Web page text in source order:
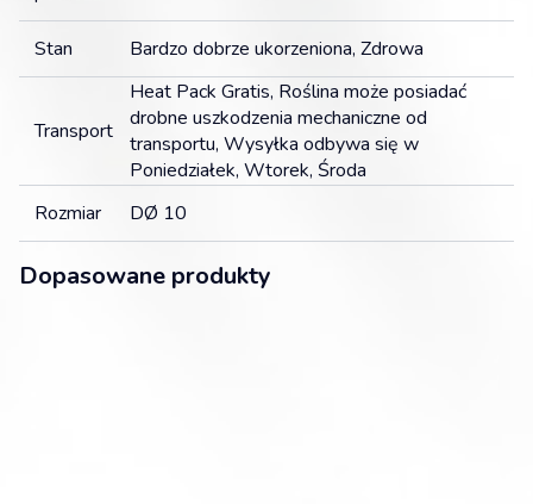
Stan Bardzo dobrze ukorzeniona, Zdrowa
Transport
Heat Pack Gratis, Roślina może posiadać
drobne uszkodzenia mechaniczne od
transportu, Wysyłka odbywa się w
Poniedziałek, Wtorek, Środa
Rozmiar
DØ 10
Dopasowane produkty